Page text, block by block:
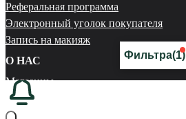
Фильтра(1)
Реферальная программа
Электронный уголок покупателя
Запись на макияж
О НАС
Магазины
Карьера
Новости